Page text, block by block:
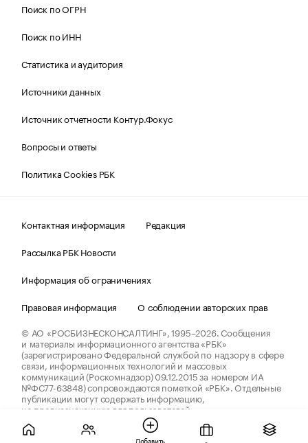
Поиск по ОГРН
Поиск по ИНН
Статистика и аудитория
Источники данных
Источник отчетности Контур.Фокус
Вопросы и ответы
Политика Cookies РБК
Контактная информация
Редакция
Рассылка РБК Новости
Информация об ограничениях
Правовая информация
О соблюдении авторских прав
© АО «РОСБИЗНЕСКОНСАЛТИНГ»,1995–2026.Сообщения
и материалы информационного агентства «РБК»
(зарегистрировано Федеральной службой по надзору в сфере
связи, информационных технологий и массовых
коммуникаций (Роскомнадзор) 09.12.2015 за номером ИА
№ФС77-63848) сопровождаются пометкой «РБК». Отдельные
публикации могут содержать информацию,
не предназначенную для пользователей
до 18 лет.
companycardsfeedback@rbc.ru
Добавить